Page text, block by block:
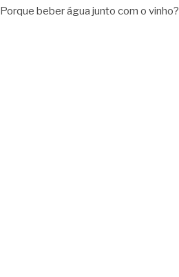
Porque beber água junto com o vinho?